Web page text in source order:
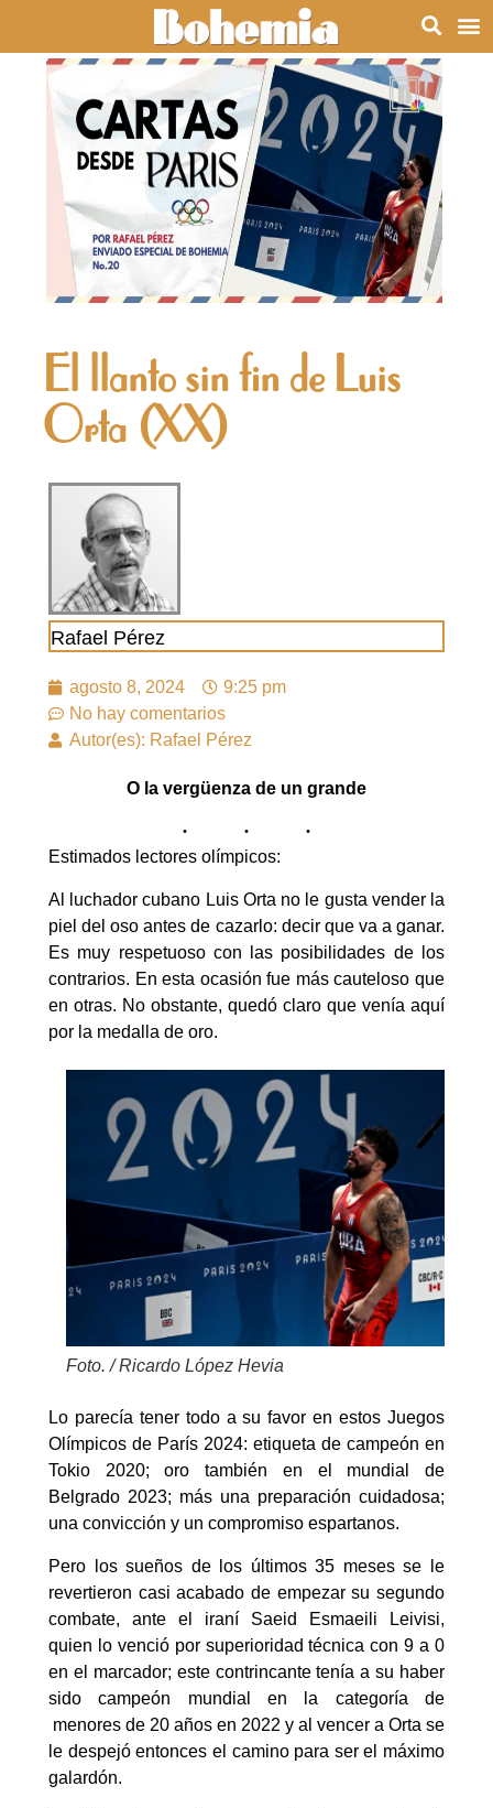
El llanto sin fin de Luis
Orta (XX)
Rafael Pérez
agosto 8, 2024
9:25 pm
No hay comentarios
Autor(es): Rafael Pérez
O la vergüenza de un grande
Estimados lectores olímpicos:
Al luchador cubano Luis Orta no le gusta vender la
piel del oso antes de cazarlo: decir que va a ganar.
Es muy respetuoso con las posibilidades de los
contrarios. En esta ocasión fue más cauteloso que
en otras. No obstante, quedó claro que venía aquí
por la medalla de oro.
Foto. / Ricardo López Hevia
Lo parecía tener todo a su favor en estos Juegos
Olímpicos de París 2024: etiqueta de campeón en
Tokio 2020; oro también en el mundial de
Belgrado 2023; más una preparación cuidadosa;
una convicción y un compromiso espartanos.
Pero los sueños de los últimos 35 meses se le
revertieron casi acabado de empezar su segundo
combate, ante el iraní Saeid Esmaeili Leivisi,
quien lo venció por superioridad técnica con 9 a 0
en el marcador; este contrincante tenía a su haber
sido campeón mundial en la categoría de
menores de 20 años en 2022 y al vencer a Orta se
le despejó entonces el camino para ser el máximo
galardón.